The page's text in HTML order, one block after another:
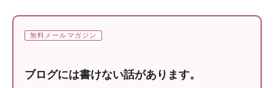
無料メールマガジン
ブログには書けない話があります。